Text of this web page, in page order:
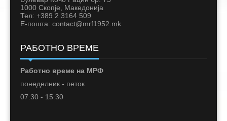
1000 Скопје, Македонија
Тел: +389 2 3164 509
Е-пошта: contact@mrf1952.mk
РАБОТНО ВРЕМЕ
Работно време на МРФ
понеделник - петок
07:30 - 15:30